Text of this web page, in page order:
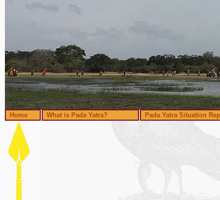
Home What is Pada Yatra? Pada Yatra Situation